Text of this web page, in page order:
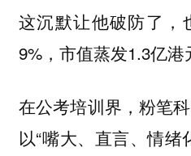
这沉默让他破防了，
9%，市值蒸发1.3亿港
在公考培训界，粉笔
以“嘴大、直言、情绪